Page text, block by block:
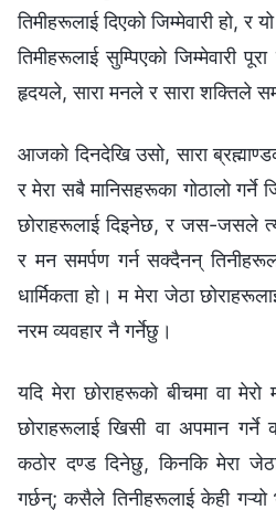
तिमीहरूलाई दिएको जिम्‍मेवारी हो, र
तिमीहरूलाई सुम्पिएको जिम्मेवारी
हृदयले, सारा मनले र सारा शक्तिले
आजको दिनदेखि उसो, सारा
र मेरा सबै मानिसहरूका गोठालो गर्ने
छोराहरूलाई दिइनेछ, र जस-जसले
र मन समर्पण गर्न सक्दैनन्
धार्मिकता हो। म मेरा जेठा
नरम व्यवहार नै गर्नेछु।
यदि मेरा छोराहरूको बीचमा वा
छोराहरूलाई खिसी वा अपमान
कठोर दण्ड दिनेछु, किनकि मेरा
गर्छन्; कसैले तिनीहरूलाई केही गऱ्यो